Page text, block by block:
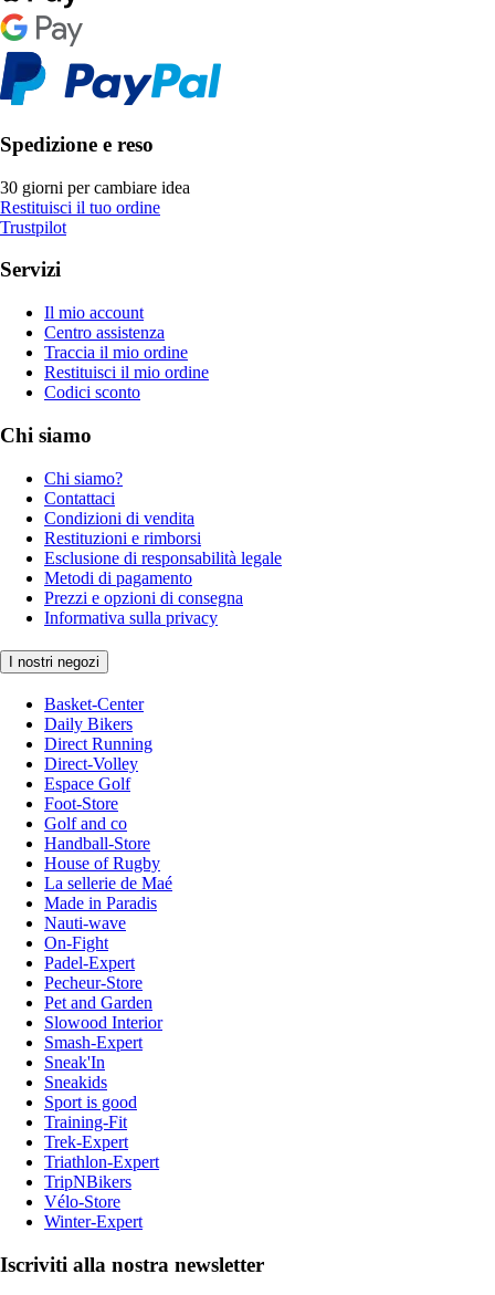
Spedizione e reso
30 giorni per cambiare idea
Restituisci il tuo ordine
Trustpilot
Servizi
Il mio account
Centro assistenza
Traccia il mio ordine
Restituisci il mio ordine
Codici sconto
Chi siamo
Chi siamo?
Contattaci
Condizioni di vendita
Restituzioni e rimborsi
Esclusione di responsabilità legale
Metodi di pagamento
Prezzi e opzioni di consegna
Informativa sulla privacy
I nostri negozi
Basket-Center
Daily Bikers
Direct Running
Direct-Volley
Espace Golf
Foot-Store
Golf and co
Handball-Store
House of Rugby
La sellerie de Maé
Made in Paradis
Nauti-wave
On-Fight
Padel-Expert
Pecheur-Store
Pet and Garden
Slowood Interior
Smash-Expert
Sneak'In
Sneakids
Sport is good
Training-Fit
Trek-Expert
Triathlon-Expert
TripNBikers
Vélo-Store
Winter-Expert
Iscriviti alla nostra newsletter